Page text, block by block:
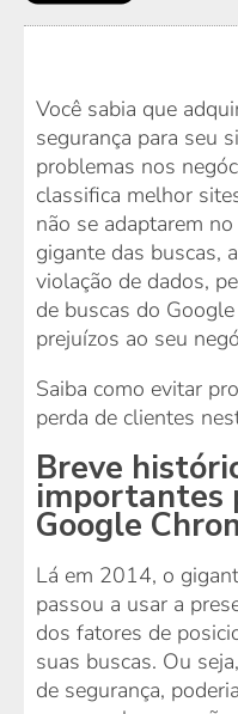
Você sabia que
segurança para seu
problemas nos
classifica melhor
não se adaptarem
gigante das buscas,
violação de dados,
de buscas do
prejuízos ao seu
Saiba como evitar
perda de clientes
Breve
importantes
Google
Lá em 2014, o
passou a usar a
dos fatores de
suas buscas. Ou
de segurança,